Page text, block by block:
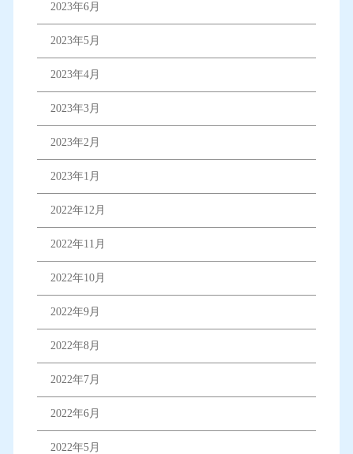
2023年6月
2023年5月
2023年4月
2023年3月
2023年2月
2023年1月
2022年12月
2022年11月
2022年10月
2022年9月
2022年8月
2022年7月
2022年6月
2022年5月